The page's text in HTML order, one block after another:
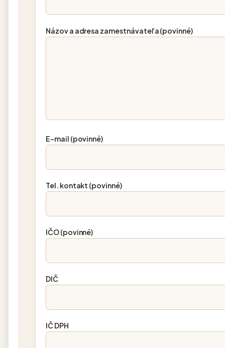
Názov a adresa zamestnávateľa (povinné)
E-mail (povinné)
Tel. kontakt (povinné)
IČO (povinné)
DIČ
IČ DPH